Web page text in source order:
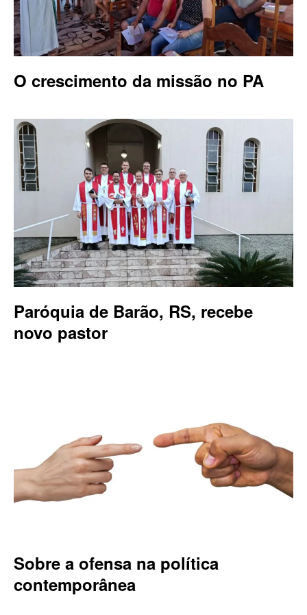
O crescimento da missão no PA
Paróquia de Barão, RS, recebe
novo pastor
Sobre a ofensa na política
contemporânea